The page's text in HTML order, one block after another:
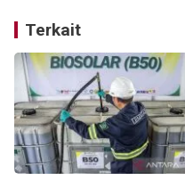
Terkait